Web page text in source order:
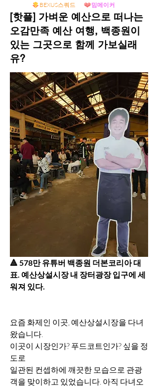
BEXUS스쿼드 밈메이커
[핫플] 가벼운 예산으로 떠나는
오감만족 예산 여행, 백종원이
있는 그곳으로 함께 가보실래
유?
🔺️ 578만 유튜버 백종원 더본코리아 대
표. 예산상설시장 내 장터광장 입구에 세
워져 있다.
요즘 화제인 이곳, 예산상설시장을 다녀
왔습니다.
이곳이 시장인가? 푸드코트인가? 싶을 정
도로
일관된 컨셉하에 깨끗한 모습으로 관광
객을 맞이하고 있었습니다. 아직 다녀오